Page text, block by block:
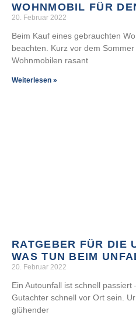
WOHNMOBIL FÜR
20. Februar 2022
Beim Kauf eines gebrauchten
beachten. Kurz vor dem
Wohnmobilen rasant
Weiterlesen »
RATGEBER FÜR DIE
WAS TUN BEIM
20. Februar 2022
Ein Autounfall ist schnell
Gutachter schnell vor Ort sein.
glühender